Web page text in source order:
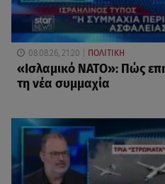
08.08.26, 21:20 ΠΟΛΙΤΙΚΗ
«Ισλαμικό ΝΑΤΟ»: Πώς
τη νέα συμμαχία